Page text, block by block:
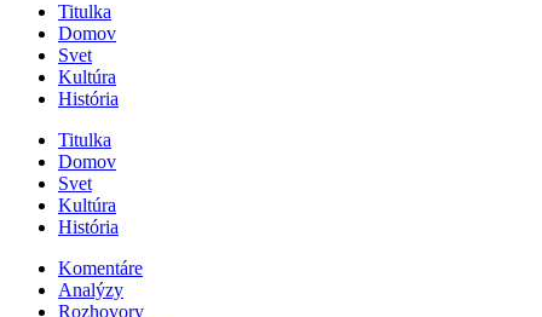
Titulka
Domov
Svet
Kultúra
História
Titulka
Domov
Svet
Kultúra
História
Komentáre
Analýzy
Rozhovory